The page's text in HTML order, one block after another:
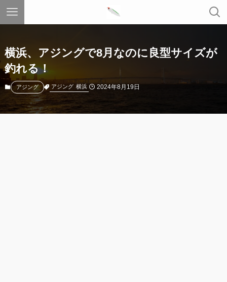
横浜、アジングで8月なのに良型サイズが
釣れる！
アジング アジング 横浜 2024年8月19日